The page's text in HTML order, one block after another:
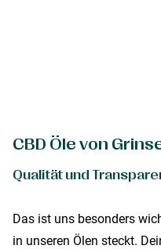
CBD Öle von
Qualität und
Das ist uns besonders
in unseren Ölen steckt.